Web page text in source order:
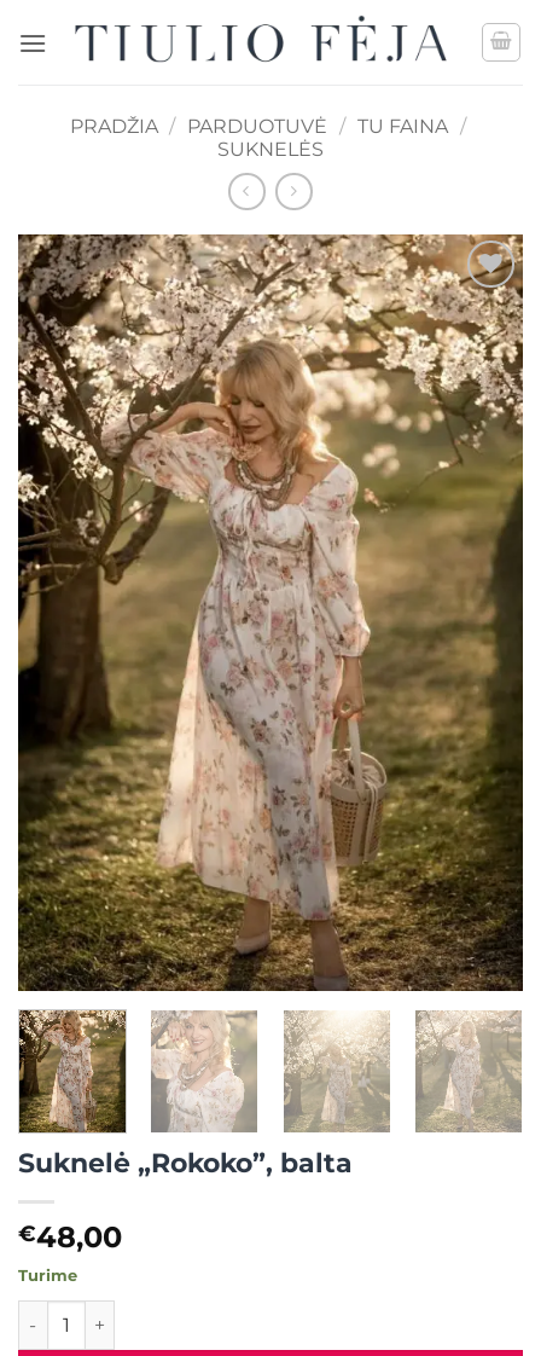
PRADŽIA / PARDUOTUVĖ / TU FAINA /
SUKNELĖS
Mėgstamiausias
Suknelė „Rokoko”, balta
€48,00
Turime
produkto kiekis: Suknelė "Rokoko", balta